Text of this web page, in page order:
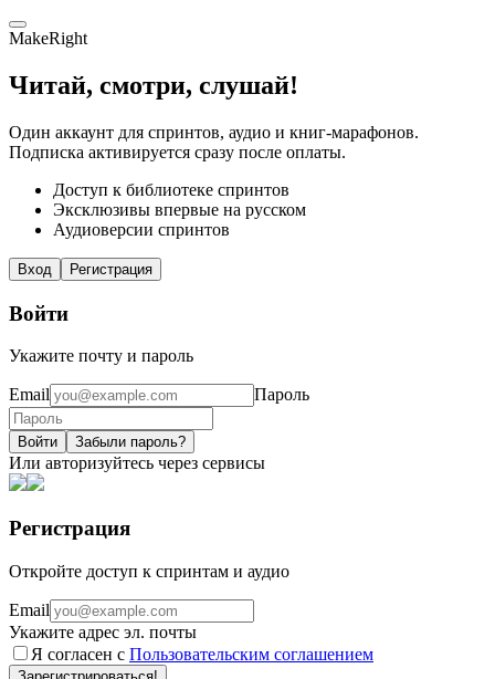
MakeRight
Читай, смотри, слушай!
Один аккаунт для спринтов, аудио и книг-марафонов.
Подписка активируется сразу после оплаты.
Доступ к библиотеке спринтов
Эксклюзивы впервые на русском
Аудиоверсии спринтов
Вход Регистрация
Войти
Укажите почту и пароль
Email Пароль
Войти Забыли пароль?
Или авторизуйтесь через сервисы
Регистрация
Откройте доступ к спринтам и аудио
Email
Укажите адрес эл. почты
Я согласен с Пользовательским соглашением